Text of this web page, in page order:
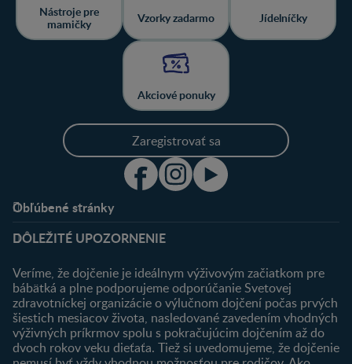
Nástroje pre
mamičky
Vzorky zadarmo Jídelníčky
Akciové ponuky
Zaregistrovať sa
Obľúbené stránky
Výhody členstva
Môj účet
Registrácia
Newsletter
Prihlásenie
Produkty
DÔLEŽITÉ UPOZORNENIE
Veríme, že dojčenie je ideálnym výživovým začiatkom pre
bábätká a plne podporujeme odporúčanie Svetovej
zdravotníckej organizácie o výlučnom dojčení počas prvých
šiestich mesiacov života, nasledované zavedením vhodných
výživných príkrmov spolu s pokračujúcim dojčením až do
dvoch rokov veku dieťaťa. Tiež si uvedomujeme, že dojčenie